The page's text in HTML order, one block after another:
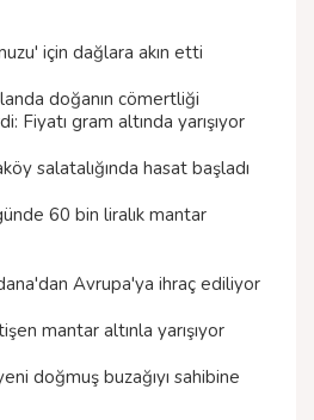
için dağlara akın etti
doğanın cömertliği
Fiyatı gram altında yarışıyor
salatalığında hasat başladı
60 bin liralık mantar
Avrupa'ya ihraç ediliyor
mantar altınla yarışıyor
doğmuş buzağıyı sahibine